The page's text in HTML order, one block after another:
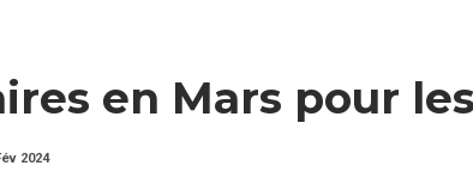
en Mars pour
2024